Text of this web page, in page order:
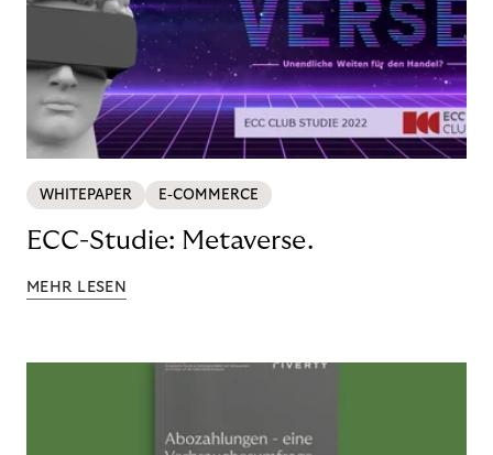
WHITEPAPER E-COMMERCE
ECC-Studie: Metaverse.
MEHR LESEN